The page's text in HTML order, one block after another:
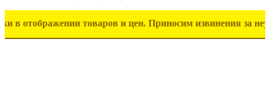
товаров и цен. Приносим извинения за